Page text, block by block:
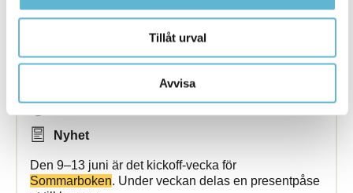
Tillåt urval
Avvisa
Nyhet
Den 9–13 juni är det kickoff-vecka för
Sommarboken. Under veckan delas en presentpåse